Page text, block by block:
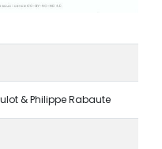
& Philippe Rabaute